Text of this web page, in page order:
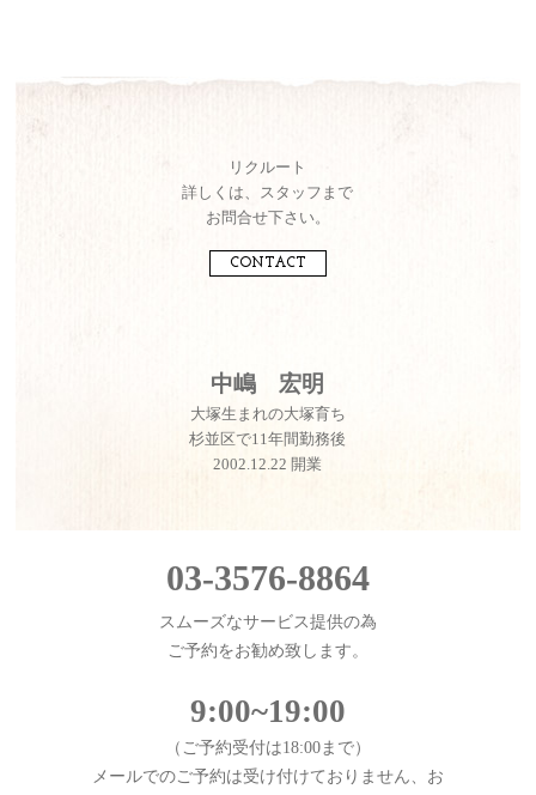
リクルート
詳しくは、スタッフまで
お問合せ下さい。
CONTACT
中嶋 宏明
大塚生まれの大塚育ち
杉並区で11年間勤務後
2002.12.22 開業
03-3576-8864
スムーズなサービス提供の為
ご予約をお勧め致します。
9:00~19:00
（ご予約受付は18:00まで）
メールでのご予約は受け付けておりません、お